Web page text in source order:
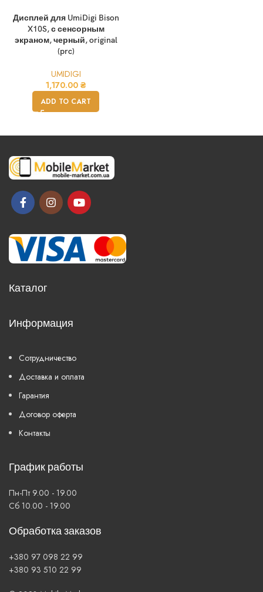
Дисплей для UmiDigi Bison
X10S, с сенсорным
экраном, черный, original
(prc)
UMIDIGI
1,170.00 ₴
ADD TO CART
Каталог
Информация
Сотрудничество
Доставка и оплата
Гарантия
Договор оферта
Контакты
График работы
Пн-Пт 9.00 - 19.00
Сб 10.00 - 19.00
Обработка заказов
+380 97 098 22 99
+380 93 510 22 99